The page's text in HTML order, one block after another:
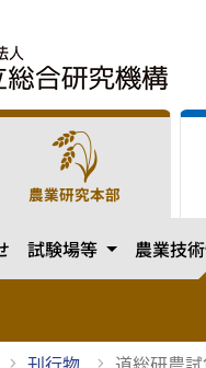
農業研究本部
試験場等 カテゴリー
農業技